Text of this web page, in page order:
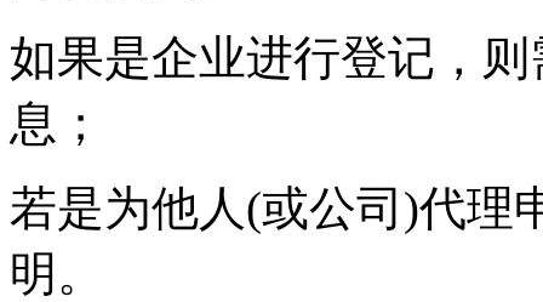
如果是企业进行登记，
息；
若是为他人(或公司)代理
明。